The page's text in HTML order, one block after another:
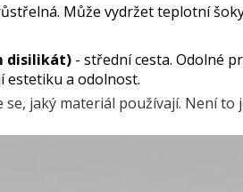
Může vydržet teplotní
disilikát) - střední cesta. Odolné
estetiku a odolnost.
jaký materiál používají. Není